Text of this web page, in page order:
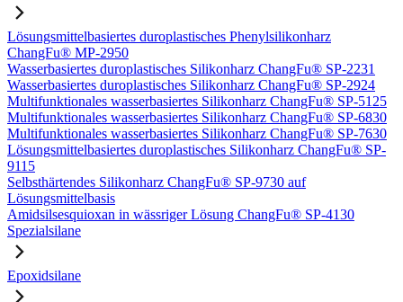
Lösungsmittelbasiertes duroplastisches Phenylsilikonharz
ChangFu® MP-2950
Wasserbasiertes duroplastisches Silikonharz ChangFu® SP-2231
Wasserbasiertes duroplastisches Silikonharz ChangFu® SP-2924
Multifunktionales wasserbasiertes Silikonharz ChangFu® SP-5125
Multifunktionales wasserbasiertes Silikonharz ChangFu® SP-6830
Multifunktionales wasserbasiertes Silikonharz ChangFu® SP-7630
Lösungsmittelbasiertes duroplastisches Silikonharz ChangFu® SP-
9115
Selbsthärtendes Silikonharz ChangFu® SP-9730 auf
Lösungsmittelbasis
Amidsilsesquioxan in wässriger Lösung ChangFu® SP-4130
Spezialsilane
Epoxidsilane